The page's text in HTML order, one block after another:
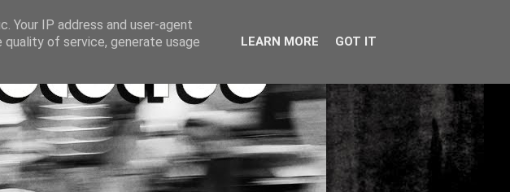
Your IP address and user-agent
of service, generate usage
LEARN MORE GOT IT